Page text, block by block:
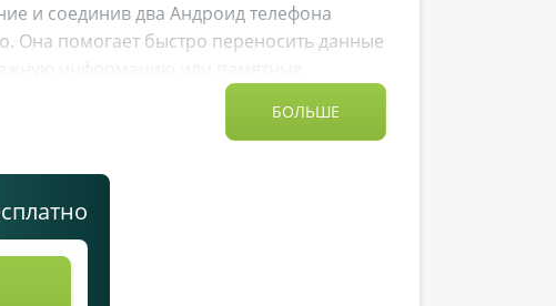
и соединив два Андроид телефона
Она помогает быстро переносить данные
информацию или памятные
у нас бесплатно и безопасно.
БОЛЬШЕ